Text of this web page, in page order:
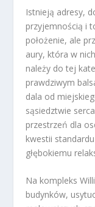
Istnieją adresy,
przyjemnością i
położenie, ale
aury, która w
należy do tej
prawdziwym
dala od
sąsiedztwie
przestrzeń dla
kwestii
głębokiemu
Na kompleks
budynków,